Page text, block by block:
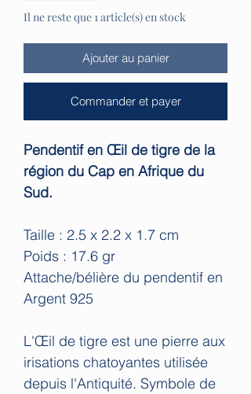
Il ne reste que 1 article(s) en stock
Ajouter au panier
Commander et payer
Pendentif en Œil de tigre de la
région du Cap en Afrique du
Sud.
Taille : 2.5 x 2.2 x 1.7 cm
Poids : 17.6 gr
Attache/bélière du pendentif en
Argent 925
L'Œil de tigre est une pierre aux
irisations chatoyantes utilisée
depuis l'Antiquité. Symbole de